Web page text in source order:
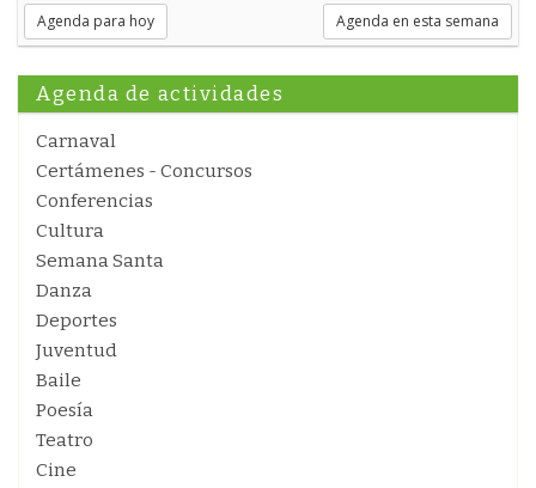
Agenda para hoy Agenda en esta semana
Agenda de actividades
Carnaval
Certámenes - Concursos
Conferencias
Cultura
Semana Santa
Danza
Deportes
Juventud
Baile
Poesía
Teatro
Cine